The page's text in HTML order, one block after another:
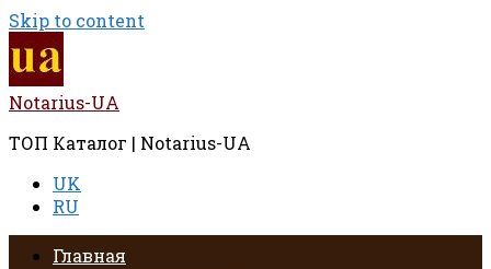
Skip to content
Notarius-UA
ТОП Каталог | Notarius-UA
UK
RU
Главная